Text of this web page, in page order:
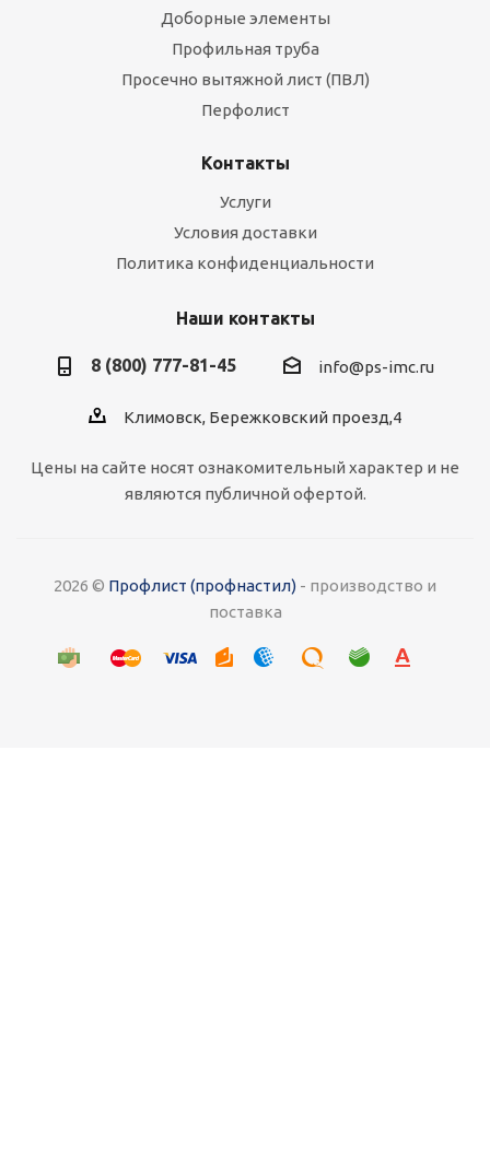
Доборные элементы
Профильная труба
Просечно вытяжной лист (ПВЛ)
Перфолист
Контакты
Услуги
Условия доставки
Политика конфиденциальности
Наши контакты
8 (800) 777-81-45 info@ps-imc.ru
Климовск, Бережковский проезд,4
Цены на сайте носят ознакомительный характер и не
являются публичной офертой.
2026 © Профлист (профнастил) - производство и
поставка